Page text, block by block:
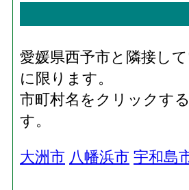
愛媛県西予市と隣接し
に限ります。
市町村名をクリックす
す。
大洲市 八幡浜市 宇和島